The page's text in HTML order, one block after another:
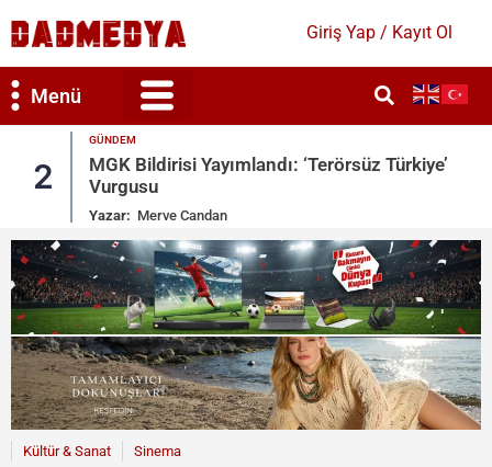
Giriş Yap / Kayıt Ol
Menü
2
GÜNDEM
MGK Bildirisi Yayımlandı: ‘Terörsüz Türkiye’
Vurgusu
Yazar: Merve Candan
Kültür & Sanat Sinema